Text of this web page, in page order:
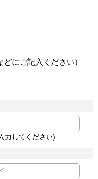
にご記入ください）
力してください)